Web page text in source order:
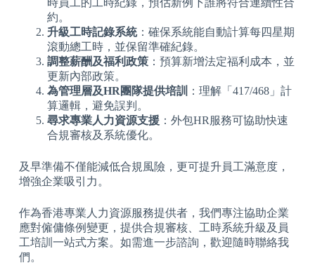
約。
升級工時記錄系統：確保系統能自動計算每四星期
滾動總工時，並保留準確紀錄。
調整薪酬及福利政策：預算新增法定福利成本，並
更新內部政策。
為管理層及HR團隊提供培訓
：理解「417/468」計
算邏輯，避免誤判。
尋求專業人力資源支援：外包HR服務可協助快速
合規審核及系統優化。
及早準備不僅能減低合規風險，更可提升員工滿意度，
增強企業吸引力。
作為香港專業人力資源服務提供者，我們專注協助企業
應對僱傭條例變更，提供合規審核、工時系統升級及員
工培訓一站式方案。如需進一步諮詢，歡迎隨時聯絡我
們。